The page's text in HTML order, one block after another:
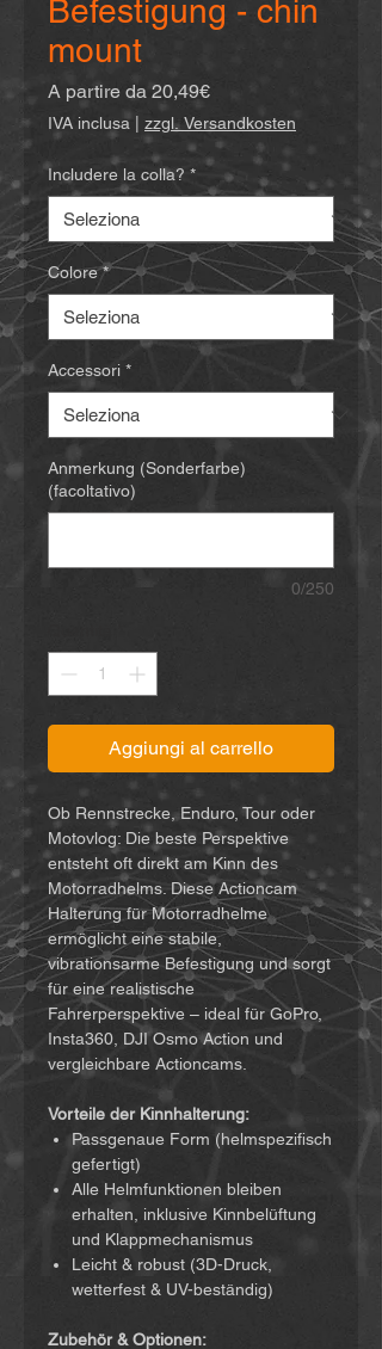
Befestigung - chin
mount
A partire da 20,49€Prezzo
scontato
IVA inclusa zzgl. Versandkosten
Includere la colla? *
Colore *
Accessori *
Anmerkung (Sonderfarbe)
(facoltativo)
0/250
Aggiungi al carrello
Ob Rennstrecke, Enduro, Tour oder
Motovlog: Die beste Perspektive
entsteht oft direkt am Kinn des
Motorradhelms. Diese Actioncam
Halterung für Motorradhelme
ermöglicht eine stabile,
vibrationsarme Befestigung und sorgt
für eine realistische
Fahrerperspektive – ideal für GoPro,
Insta360, DJI Osmo Action und
vergleichbare Actioncams.
Vorteile der Kinnhalterung:
Passgenaue Form (helmspezifisch
gefertigt)
Alle Helmfunktionen bleiben
erhalten, inklusive Kinnbelüftung
und Klappmechanismus
Leicht & robust (3D-Druck,
wetterfest & UV-beständig)
Zubehör & Optionen: